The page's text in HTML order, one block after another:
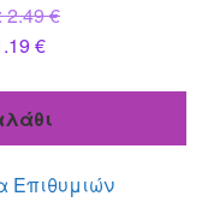
2.49€Original
€Η
είναι:
Επιθυμιών